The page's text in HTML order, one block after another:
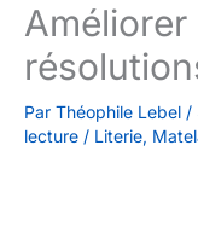
Améliorer
Par Théophile Lebel /
lecture / Literie,